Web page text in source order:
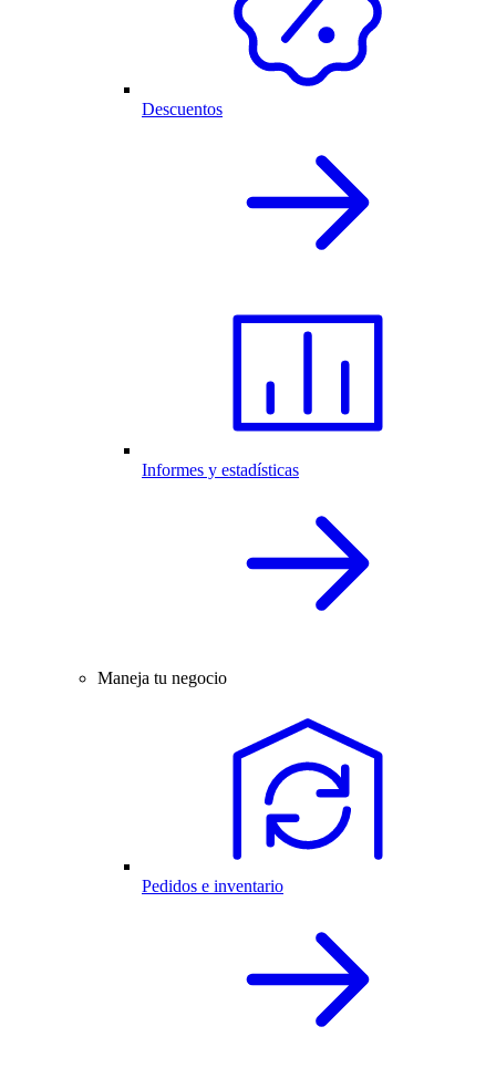
Descuentos
Informes y estadísticas
Maneja tu negocio
Pedidos e inventario